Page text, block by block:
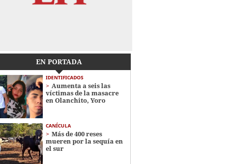
EN PORTADA
IDENTIFICADOS
Aumenta a seis las
víctimas de la masacre
en Olanchito, Yoro
CANÍCULA
Más de 400 reses
mueren por la sequía en
el sur